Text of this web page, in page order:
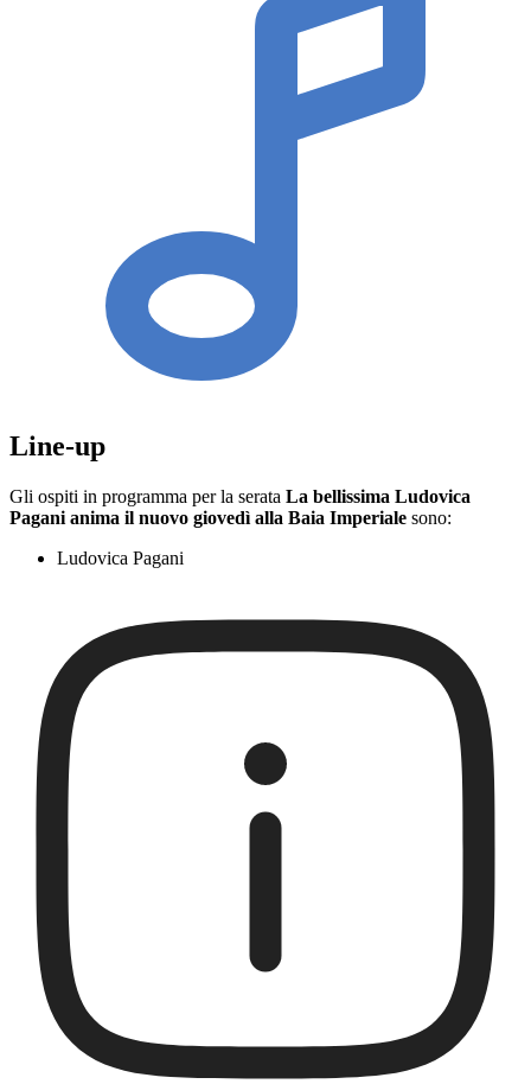
Line-up
Gli ospiti in programma per la serata La bellissima Ludovica
Pagani anima il nuovo giovedì alla Baia Imperiale sono:
Ludovica Pagani